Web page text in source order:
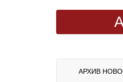
АРХИВ